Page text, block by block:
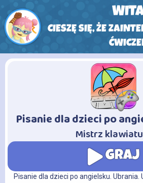
CIESZĘ SIĘ, ŻE
Pisanie dla dzieci po
- Mistrz
GRAJ
Pisanie dla dzieci po angielsku.